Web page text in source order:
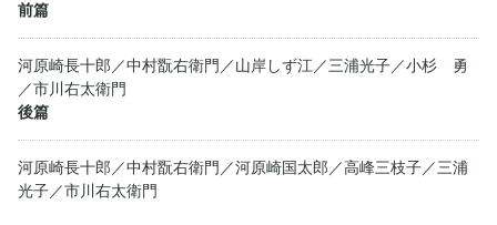
前篇
河原崎長十郎／中村翫右衛門／山岸しず江／三浦光子／小杉 勇
／市川右太衛門
後篇
河原崎長十郎／中村翫右衛門／河原崎国太郎／高峰三枝子／三浦
光子／市川右太衛門